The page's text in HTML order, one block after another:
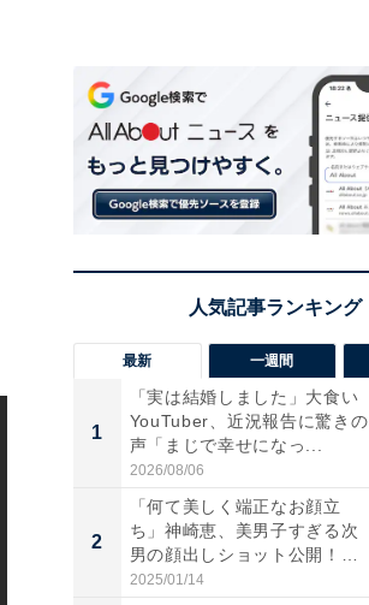
最新 一週間
1
「実は結婚しました」大食い
YouTuber、近況報告に驚きの
声「まじで幸せになっ...
2026/08/06
2
「何て美しく端正なお顔立
ち」神崎恵、美男子すぎる次
男の顔出しショット公開！
「め...
2025/01/14